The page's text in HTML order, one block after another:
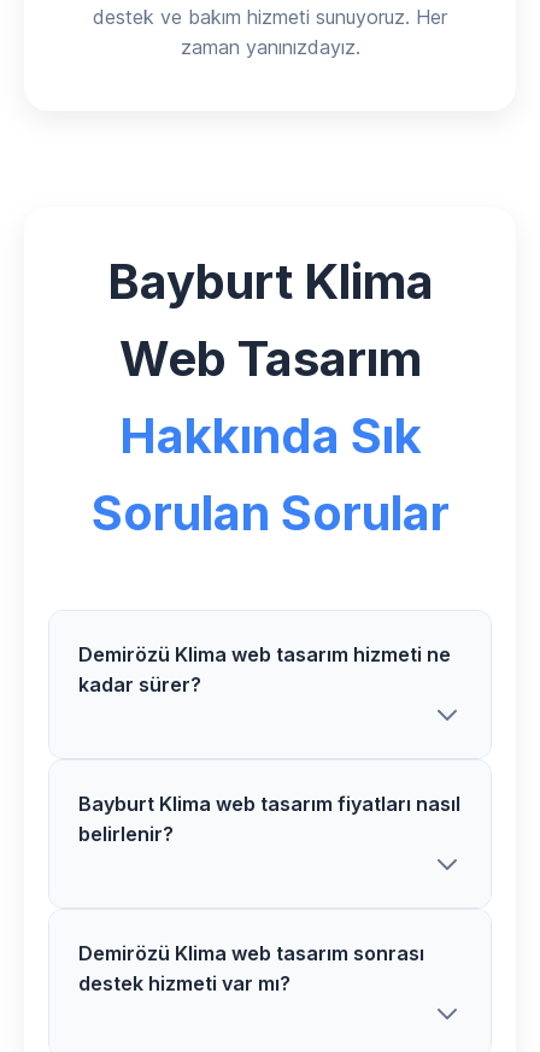
destek ve bakım hizmeti sunuyoruz. Her
zaman yanınızdayız.
Bayburt Klima
Web Tasarım
Hakkında Sık
Sorulan Sorular
Demirözü Klima web tasarım hizmeti ne
kadar sürer?
Göksoy Medya olarak Demirözü
bölgesindeki Klima web tasarım
kapsamına göre süre değişiklik
gösterebilir.
Bayburt Klima web tasarım fiyatları nasıl
belirlenir?
Bayburt bölgesindeki Klima web tasarım
fiyatlarımız proje kapsamı, özellikler ve
Demirözü Klima web tasarım sonrası
destek hizmeti var mı?